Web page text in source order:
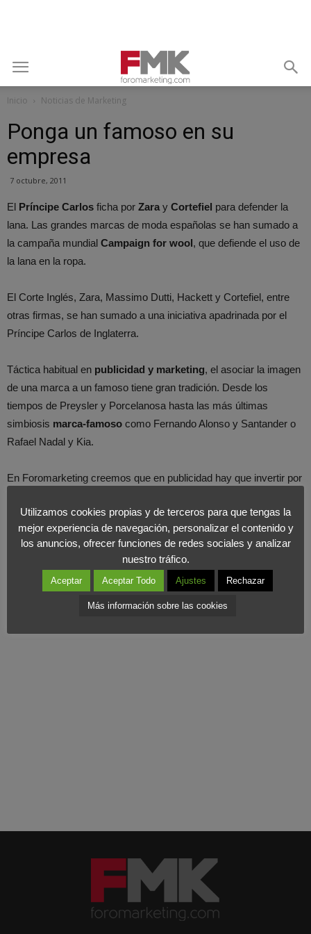
Inicio Noticias de Marketing
Ponga un famoso en su
empresa
7 octubre, 2011
El Príncipe Carlos ficha por Zara y Cortefiel para defender la
lana. Las grandes marcas de moda españolas se han sumado a
la campaña mundial Campaign for wool, que defiende el uso de
la lana en la ropa.
El Corte Inglés, Zara, Massimo Dutti, Hackett y Cortefiel, entre
otras firmas, se han sumado a una iniciativa apadrinada por el
Príncipe Carlos de Inglaterra.
Táctica habitual en publicidad y marketing, el asociar la imagen
de una marca a un famoso tiene gran tradición. Desde los
tiempos de Preysler y Porcelanosa hasta las más últimas
simbiosis marca-famoso como Fernando Alonso y Santander o
Rafael Nadal y Kia.
En Foromarketing creemos que en publicidad hay que invertir por
estratégicopero esta noticia nos desconcierta un poco. Salvo
que quieran potenciar su imagen en el Reino Unido, asociar su
imagen al Príncipe Carlos puede traer riesgos. Elija bien a su
famoso y evalúe todos los riesgos. ¿Habrá al guién que termine
pesnando que Zara es inglesa?
Utilizamos cookies propias y de terceros para que tengas la
mejor experiencia de navegación, personalizar el contenido y
los anuncios, ofrecer funciones de redes sociales y analizar
nuestro tráfico.
Aceptar Aceptar Todo Ajustes Rechazar
Más información sobre las cookies